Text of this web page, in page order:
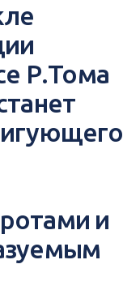
Р.Тома
и